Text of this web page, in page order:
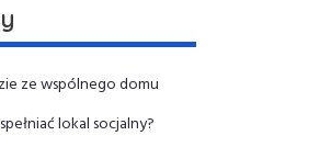
ze wspólnego domu
lokal socjalny?